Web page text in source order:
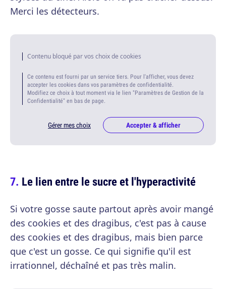
Merci les détecteurs.
Contenu bloqué par vos choix de cookies
Ce contenu est fourni par un service tiers. Pour l'afficher, vous devez
accepter les cookies dans vos paramètres de confidentialité.
Modifiez ce choix à tout moment via le lien "Paramètres de Gestion de la
Confidentialité" en bas de page.
Gérer mes choix Accepter & afficher
Le lien entre le sucre et l'hyperactivité
Si votre gosse saute partout après avoir mangé
des cookies et des dragibus, c'est pas à cause
des cookies et des dragibus, mais bien parce
que c'est un gosse. Ce qui signifie qu'il est
irrationnel, déchaîné et pas très malin.